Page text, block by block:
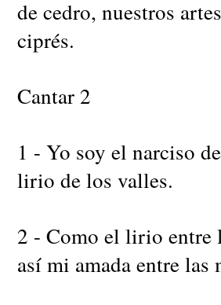
de cedro, nuestros
ciprés.
Cantar 2
1 - Yo soy el narciso
lirio de los valles.
2 - Como el lirio entre
así mi amada entre las